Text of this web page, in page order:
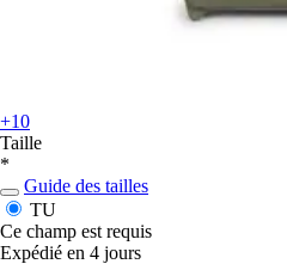
+10
Taille
*
Guide des tailles
TU
Ce champ est requis
Expédié en 4 jours